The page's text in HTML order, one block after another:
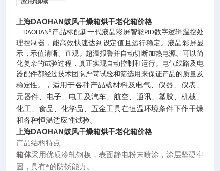
上海DAOHAN鼓风干燥箱烘干老化箱价格
DAOHAN® 产品标配新一代液晶彩屏智能PID数字逻辑温控处
理控制器，能高效快速达到设定值且运行稳定。液晶彩屏显
示，示值清晰、直观。超温报警并自动切断加热电源。可以简
化复杂的试验过程，真正实现自动控制和运行。电气线路及电
器配件都经过技术团队严苛试验和筛选用来保证产品的质量及
稳定性。
，适用于各种产品或材料及电气、仪器、仪表、
元器件、电子、电工及汽车、航空、通讯、塑胶、机械、
化工、食品、化学品、五金工具在恒温环境条件下作干燥
和各种恒温适应性试验。
上海DAOHAN鼓风干燥箱烘干老化箱价格
产品结构特点
箱体采用优质冷轧钢板，表面静电粉末喷涂，涂层坚硬牢
固，具有*的防锈能力。